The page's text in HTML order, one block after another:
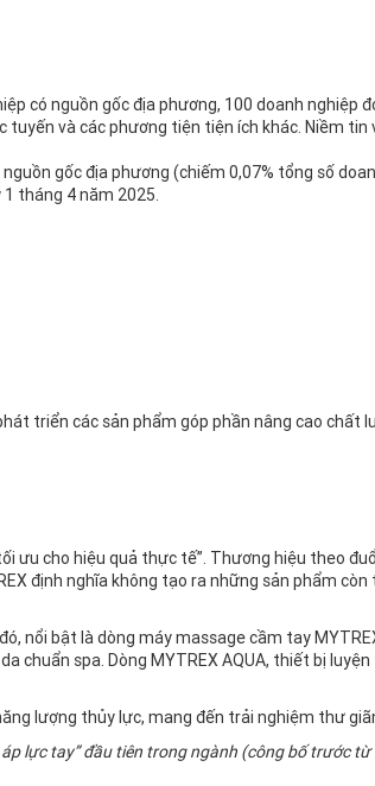
có nguồn gốc địa phương, 100 doanh nghiệp
và các phương tiện tiện ích khác. Niềm
gốc địa phương (chiếm 0,07% tổng số
tháng 4 năm 2025.
triển các sản phẩm góp phần nâng cao chất
ưu cho hiệu quả thực tế”. Thương hiệu theo
định nghĩa không tạo ra những sản phẩm còn
nổi bật là dòng máy massage cầm tay
spa. Dòng MYTREX AQUA, thiết bị
lượng thủy lực, mang đến trải nghiệm thư
áp lực tay” đầu tiên trong ngành (công bố trước